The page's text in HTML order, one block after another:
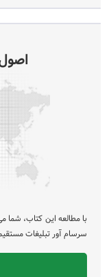
با مطالعه این کتاب، شما
سرسام آور تبلیغات